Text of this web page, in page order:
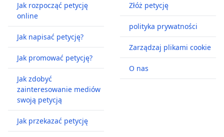
Jak rozpocząć petycję
online
Jak napisać petycję?
Jak promować petycję?
Jak zdobyć
zainteresowanie mediów
swoją petycją
Jak przekazać petycję
Złóż petycję
polityka prywatności
Zarządzaj plikami cookie
O nas